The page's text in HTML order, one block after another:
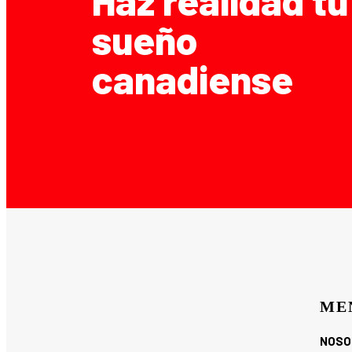
sueño
canadiense